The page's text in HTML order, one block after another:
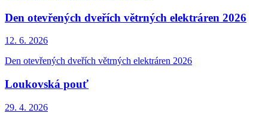
Den otevřených dveřích větrných elektráren 2026
12. 6. 2026
Den otevřených dveřích větrných elektráren 2026
Loukovská pouť
29. 4. 2026